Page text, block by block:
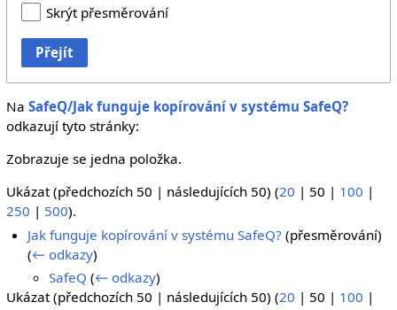
Skrýt přesměrování
Přejít
Na SafeQ/Jak funguje kopírování v systému SafeQ?
odkazují tyto stránky:
Zobrazuje se jedna položka.
Ukázat (předchozích 50 | následujících 50) (20 | 50 | 100 |
250 | 500).
Jak funguje kopírování v systému SafeQ? (přesměrování)
(← odkazy)
SafeQ (← odkazy)
Ukázat (předchozích 50 | následujících 50) (20 | 50 | 100 |